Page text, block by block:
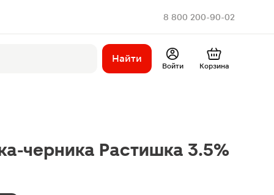
8 800 200-90-02
Найти
Войти Корзина
черника Растишка 3.5%